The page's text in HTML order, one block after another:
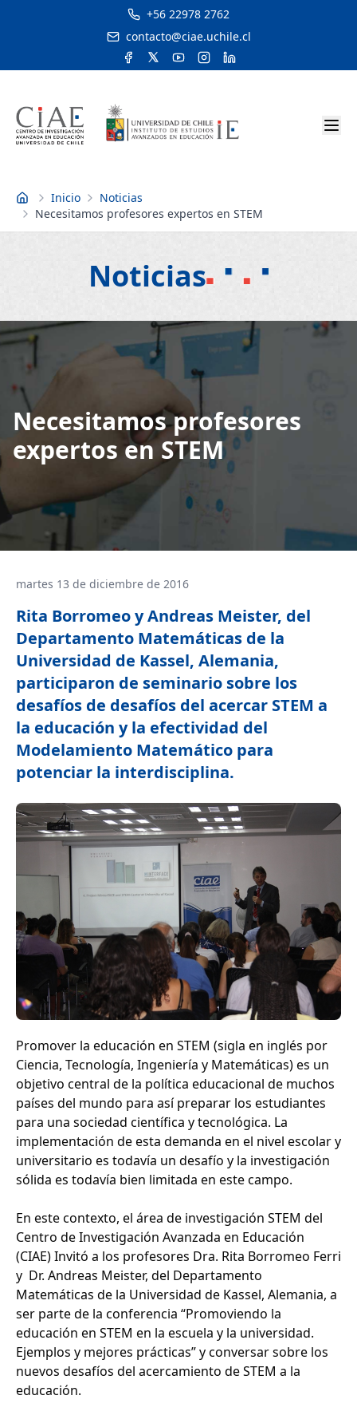
+56 22978 2762
contacto@ciae.uchile.cl
Inicio Inicio
Noticias
Necesitamos profesores expertos en STEM
Noticias
Necesitamos profesores
expertos en STEM
martes 13 de diciembre de 2016
Rita Borromeo y Andreas Meister, del
Departamento Matemáticas de la
Universidad de Kassel, Alemania,
participaron de seminario sobre los
desafíos de desafíos del acercar STEM a
la educación y la efectividad del
Modelamiento Matemático para
potenciar la interdisciplina.
Promover la educación en STEM (sigla en inglés por
Ciencia, Tecnología, Ingeniería y Matemáticas) es un
objetivo central de la política educacional de muchos
países del mundo para así preparar los estudiantes
para una sociedad científica y tecnológica. La
implementación de esta demanda en el nivel escolar y
universitario es todavía un desafío y la investigación
sólida es todavía bien limitada en este campo.
En este contexto, el área de investigación STEM del
Centro de Investigación Avanzada en Educación
(CIAE) Invitó a los profesores Dra. Rita Borromeo Ferri
y Dr. Andreas Meister, del Departamento
Matemáticas de la Universidad de Kassel, Alemania, a
ser parte de la conferencia “Promoviendo la
educación en STEM en la escuela y la universidad.
Ejemplos y mejores prácticas” y conversar sobre los
nuevos desafíos del acercamiento de STEM a la
educación.